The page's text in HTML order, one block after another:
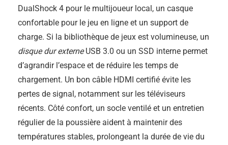
DualShock 4 pour le multijoueur local, un casque
confortable pour le jeu en ligne et un support de
charge. Si la bibliothèque de jeux est volumineuse, un
disque dur externeUSB 3.0 ou un SSD interne permet
d’agrandir l’espace et de réduire les temps de
chargement. Un bon câble HDMI certifié évite les
pertes de signal, notamment sur les téléviseurs
récents. Côté confort, un socle ventilé et un entretien
régulier de la poussière aident à maintenir des
températures stables, prolongeant la durée de vie du